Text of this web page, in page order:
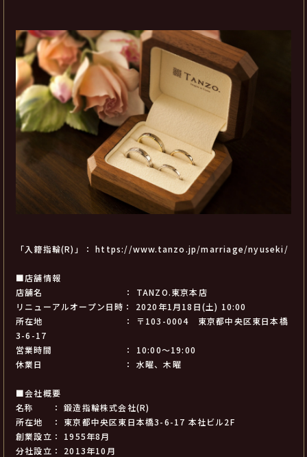
「入籍指輪(R)」：https://www.tanzo.jp/marriage/nyuseki/
■店舗情報
店舗名 ： TANZO.東京本店
リニューアルオープン日時： 2020年1月18日(土) 10:00
所在地 ： 〒103-0004 東京都中央区東日本橋
3-6-17
営業時間 ： 10:00～19:00
休業日 ： 水曜、木曜
■会社概要
名称 ： 鍛造指輪株式会社(R)
所在地 ： 東京都中央区東日本橋3-6-17 本社ビル2F
創業設立： 1955年8月
分社設立： 2013年10月